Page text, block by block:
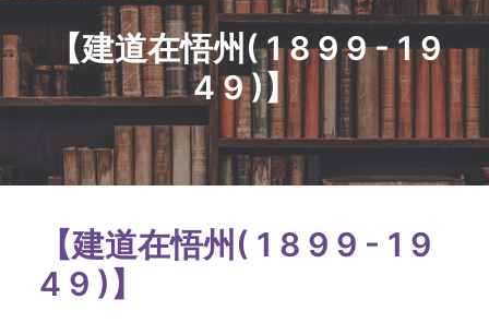
【建道在悟州( 1 8 9 9 - 1 9
4 9 )】
【建道在悟州( 1 8 9 9 - 1 9
4 9 )】